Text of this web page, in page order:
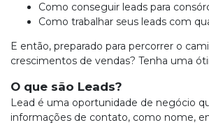
Como conseguir leads para
Como trabalhar seus leads com
E então, preparado para percorrer o
crescimentos de vendas? Tenha uma
O que são Leads?
Lead é uma oportunidade de negócio
informações de contato, como nome,